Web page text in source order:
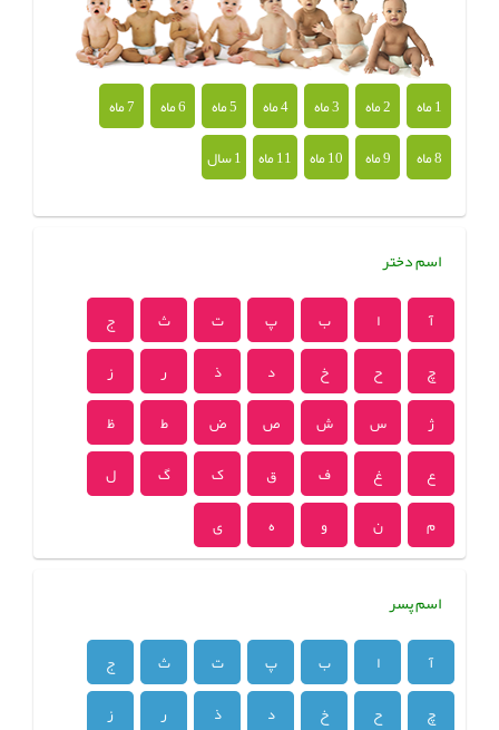
1 ماه 2 ماه 3 ماه 4 ماه 5 ماه 6 ماه
7 ماه
8 ماه
9 ماه 10 ماه 11 ماه 1 سال
اسم دختر
آ ا ب پ ت ث
ج
چ
ح خ د ذ ر
ز
ژ
س ش ص ض ط
ظ
ع
غ ف ق ک گ
ل
م
ن و ه ی
اسم پسر
آ ا ب پ ت ث
ج
چ
ح خ د ذ ر
ز